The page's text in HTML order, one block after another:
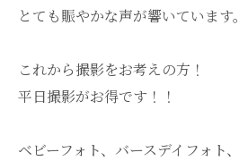
とても賑やかな声が響いています。
これから撮影をお考えの方！
平日撮影がお得です！！
ベビーフォト、バースデイフォト、